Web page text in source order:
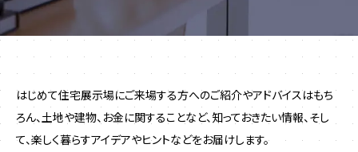
はじめて住宅展示場にご来場する方へのご紹介やアドバイスはもち
ろん、土地や建物、お金に関することなど、 知っておきたい情報、そし
て、楽しく暮らすアイデアやヒントなどをお届けします。